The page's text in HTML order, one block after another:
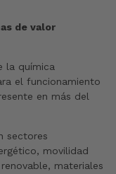
de valor
la química
el funcionamiento
en más del
sectores
movilidad
materiales